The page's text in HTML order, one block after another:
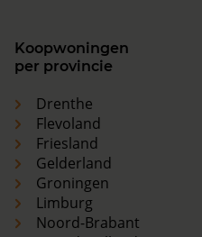
Koopwoningen
per provincie
Drenthe
Flevoland
Friesland
Gelderland
Groningen
Limburg
Noord-Brabant